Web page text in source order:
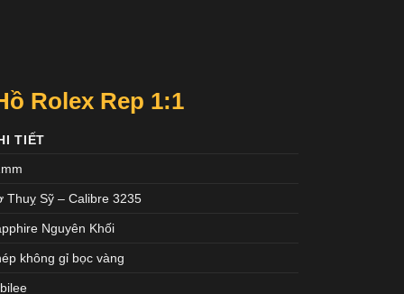
Rolex Rep 1:1
TIẾT
Thuỵ Sỹ – Calibre 3235
Nguyên Khối
không gỉ bọc vàng